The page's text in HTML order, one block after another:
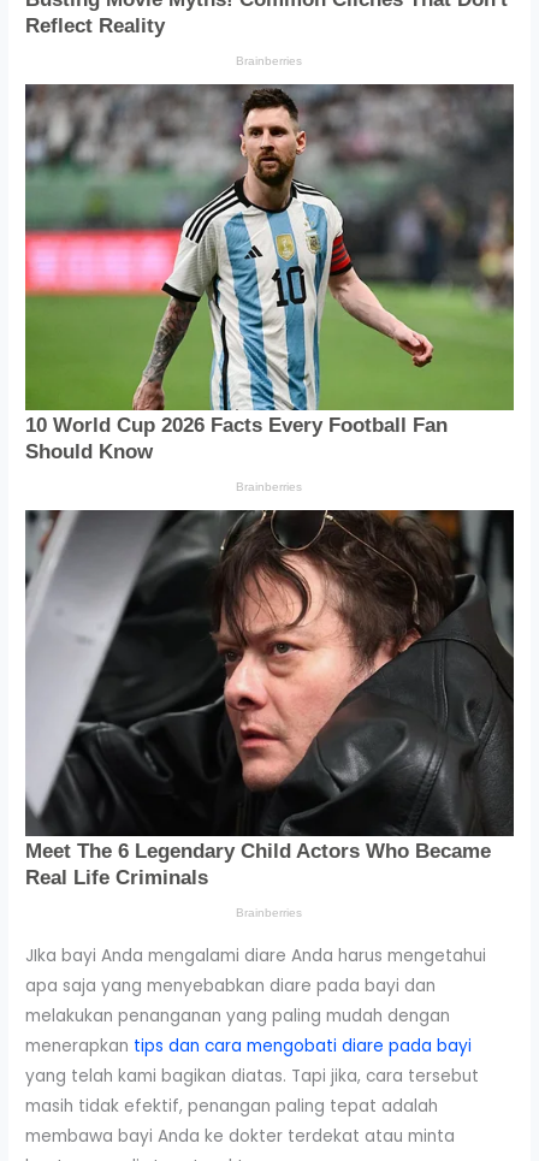
JIka bayi Anda mengalami diare Anda harus mengetahui
apa saja yang menyebabkan diare pada bayi dan
melakukan penanganan yang paling mudah dengan
menerapkan tips dan cara mengobati diare pada bayi
yang telah kami bagikan diatas. Tapi jika, cara tersebut
masih tidak efektif, penangan paling tepat adalah
membawa bayi Anda ke dokter terdekat atau minta